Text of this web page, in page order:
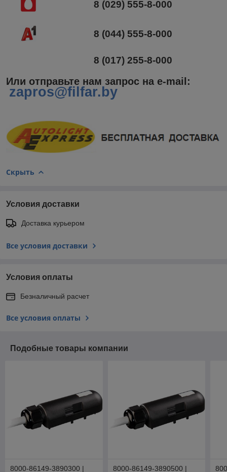
8 (029) 555-8-000
8 (044) 555-8-000
8 (017) 255-8-000
Или отправьте нам запрос на e-mail :
zapros@filfar.by
Скрыть
Условия доставки
Доставка курьером
Все условия доставки
Условия оплаты
Безналичный расчет
Все условия оплаты
Подобные товары компании
8000-86149-3890300 |
8000-86149-3890500 |